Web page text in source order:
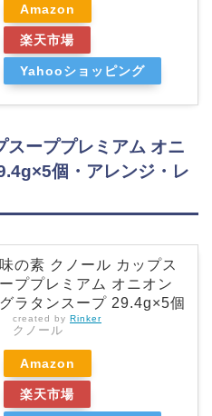
Amazon
楽天市場
Yahooショッピング
スーププレミアム オニ
個・アレンジ・レ
味の素 クノール カップス
ーププレミアム オニオン
グラタンスープ 29.4g×5個
created by Rinker
クノール
Amazon
楽天市場